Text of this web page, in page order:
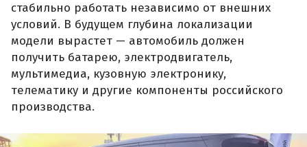
стабильно работать независимо от внешних
условий. В будущем глубина локализации
модели вырастет — автомобиль должен
получить батарею, электродвигатель,
мультимедиа, кузовную электронику,
телематику и другие компоненты российского
производства.